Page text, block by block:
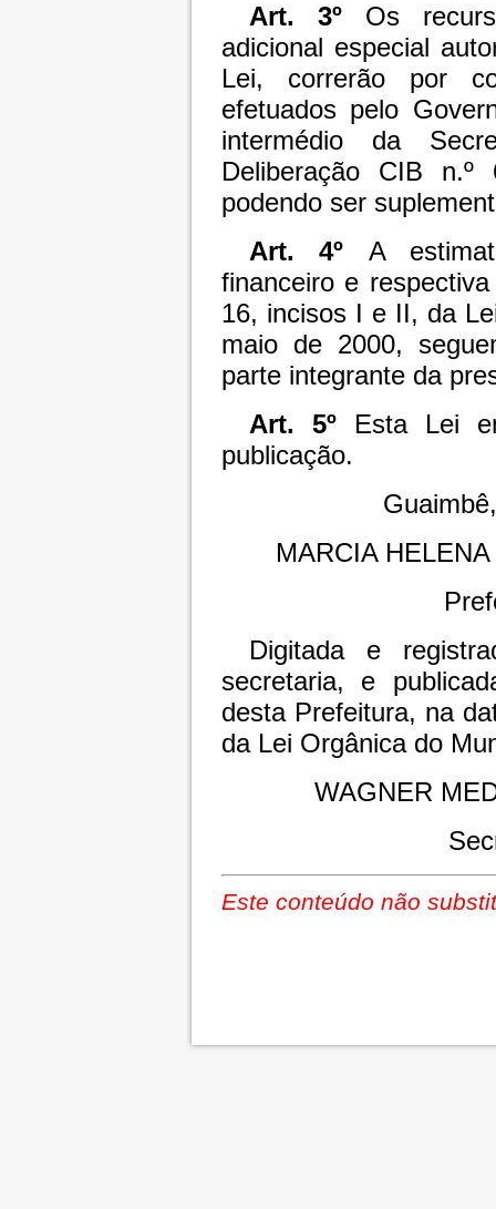
Art. 3º
Os
adicional especial
Lei, correrãopor
efetuados pelo
intermédio da
Deliberação CIB
podendo ser
Art. 4º A
financeiro e
16, incisos I e II, da
maio de 2000,
parte integrante da
Art. 5º Esta Lei
publicação.
MARCIA
Digitada e
secretaria, e
desta Prefeitura, na
da Lei Orgânica do
WAGNER
Este conteúdo não